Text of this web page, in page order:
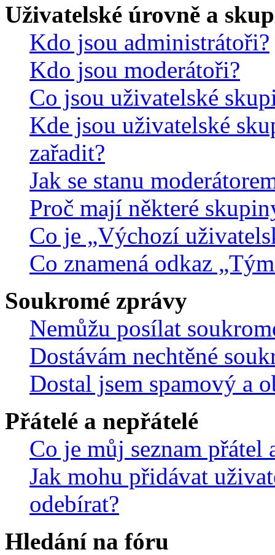
Uživatelské úrovně a
Kdo jsou administrátoři?
Kdo jsou moderátoři?
Co jsou uživatelské
Kde jsou uživatelské
zařadit?
Jak se stanu
Proč mají některé
Co je „Výchozí
Co znamená odkaz
Soukromé zprávy
Nemůžu posílat
Dostávám nechtěné
Dostal jsem spamový a
Přátelé a nepřátelé
Co je můj seznam přátel
Jak mohu přidávat
odebírat?
Hledání na fóru